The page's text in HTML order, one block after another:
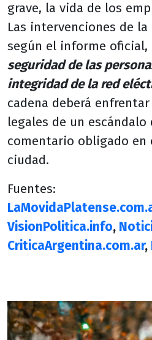
grave, la vida de los
Las intervenciones de la
según el informe oficial,
seguridad de las
integridad de la red
cadena deberá
legales de un escándalo
comentario obligado en
ciudad.
Fuentes:
VisionPolitica.info,
CriticaArgentina.com.ar,